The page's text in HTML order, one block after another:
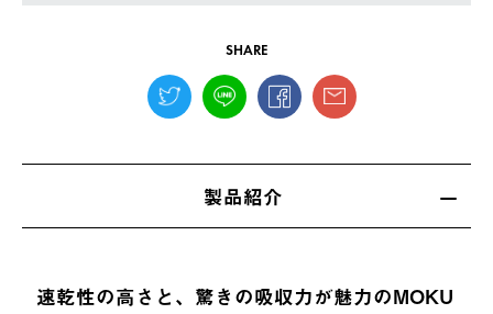
SHARE
製品紹介
速乾性の高さと、驚きの吸収力が魅力のMOKU